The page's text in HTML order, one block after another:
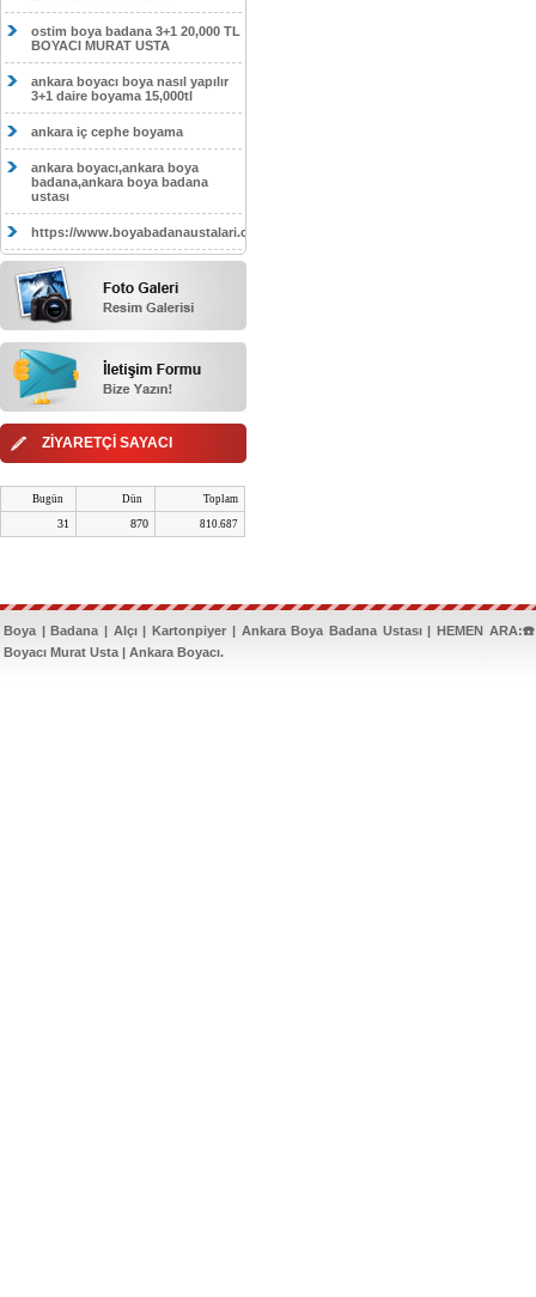
0554 184 41 66
ostim boya badana 3+1 20,000 TL
BOYACI MURAT USTA
ankara boyacı boya nasıl yapılır
3+1 daire boyama 15,000tl
ankara iç cephe boyama
ankara boyacı,ankara boya
badana,ankara boya badana
ustası
https://www.boyabadanaustalari.com/
ZİYARETÇİ SAYACI
Bugün Dün Toplam
31 870 810.687
Boya | Badana | Alçı | Kartonpiyer | Ankara Boya Badana Ustası | HEMEN
Boyacı Murat Usta | Ankara Boyacı.